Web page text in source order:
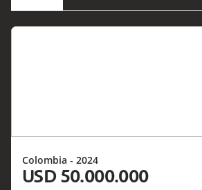
Colombia - 2024
USD 50.000.000